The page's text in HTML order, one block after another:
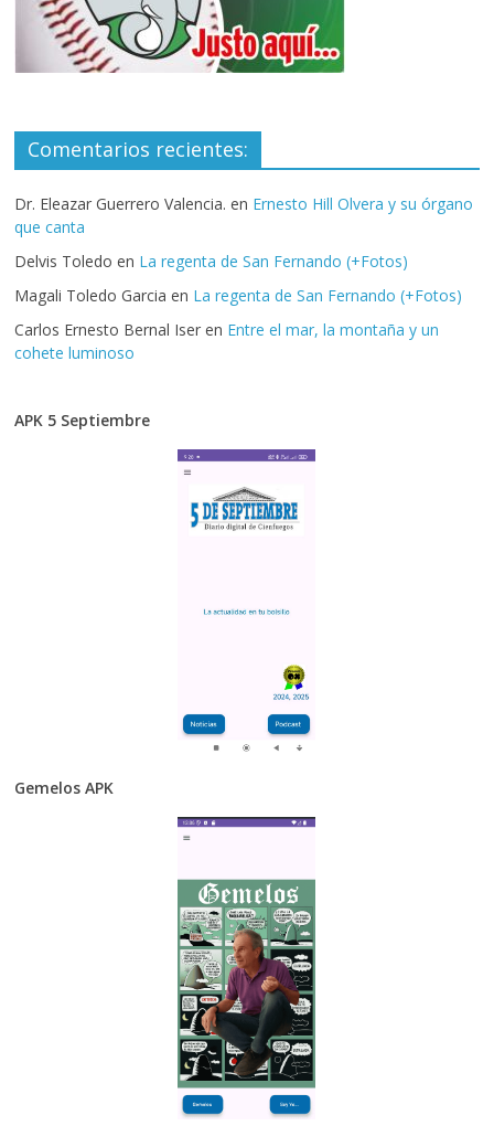
Comentarios recientes:
Dr. Eleazar Guerrero Valencia. en Ernesto Hill Olvera y su órgano
que canta
Delvis Toledo en La regenta de San Fernando (+Fotos)
Magali Toledo Garcia en La regenta de San Fernando (+Fotos)
Carlos Ernesto Bernal Iser en Entre el mar, la montaña y un
cohete luminoso
APK 5 Septiembre
Gemelos APK